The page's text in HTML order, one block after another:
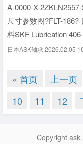
A-0000-X-
尺寸参数图?FLT-
料SKF Lubrication
数&...全文》
日本ASK轴承 2026.02.05
« 首页 上一页
10
11 12
Copyright